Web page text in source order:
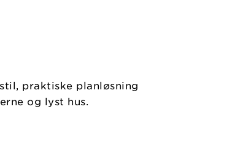
praktiske planløsning
og lyst hus.